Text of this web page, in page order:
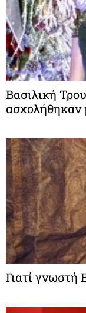
Βασιλική
ασχολήθηκαν
Γιατί γνωστή